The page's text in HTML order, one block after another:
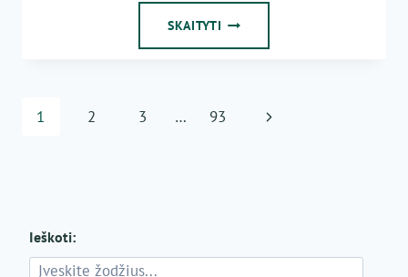
SKAITYTI EVANGELIJA
EITI
Page
1 2 3 … 93
Next
Ieškoti: